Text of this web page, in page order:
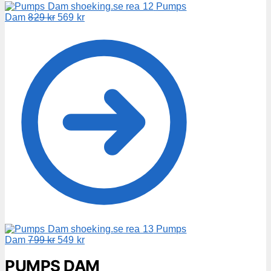
Pumps
Dam 829kr Det
var:
829 kr.
569 krDet
priset
569 kr.
Pumps
Dam 799kr Det
priset
549 krDet
priset
PUMPS DAM